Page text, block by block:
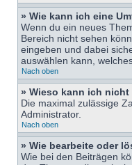
» Wie kann ich eine
Wenn du ein neues
Bereich nicht sehen
eingeben und dabei
auswählen kann,
Nach oben
» Wieso kann ich
Die maximal zulässige
Administrator.
Nach oben
» Wie bearbeite oder
Wie bei den Beiträgen